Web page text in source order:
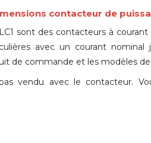
contacteur de
sont des contacteurs à
avec un courant
de commande et les modèles
vendu avec le contacteur.